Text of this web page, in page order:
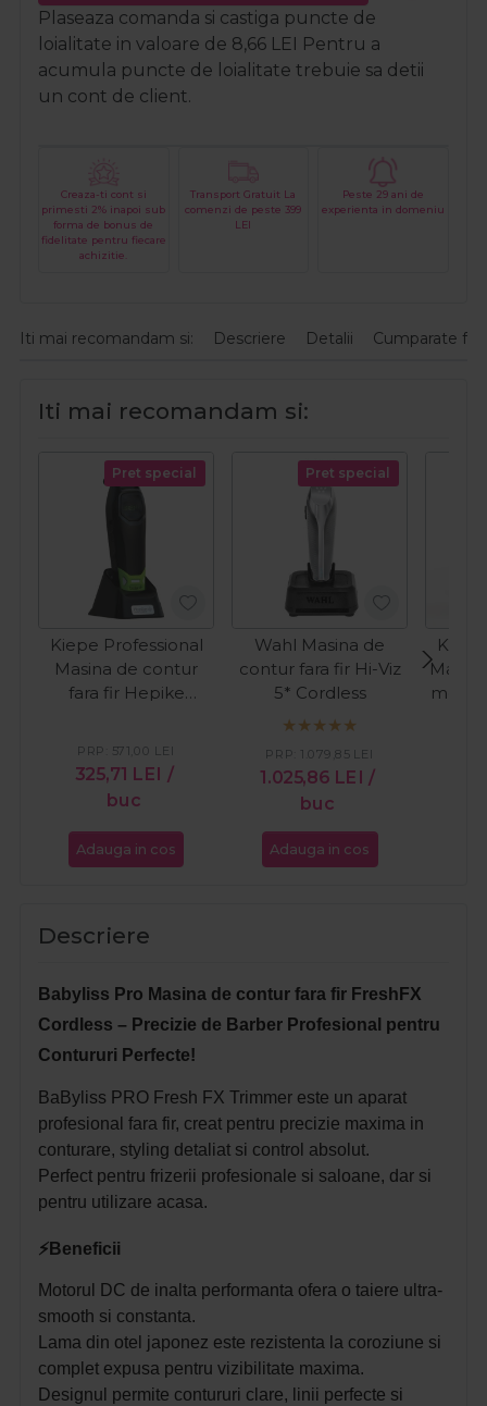
Plaseaza comanda si castiga puncte de
loialitate in valoare de 8,66 LEI Pentru a
acumula puncte de loialitate trebuie sa detii
un cont de client.
Creaza-ti cont si
primesti 2% inapoi sub
forma de bonus de
fidelitate pentru fiecare
achizitie.
Transport Gratuit La
comenzi de peste 399
LEI
Peste 29 ani de
experienta in domeniu
Iti mai recomandam si: Descriere Detalii Cumparate
Iti mai recomandam si:
Pret special
Kiepe Professional
Masina de contur
fara fir Hepike
325,71 LEI /
buc
PRP: 571,00 LEI
Adauga in cos
Pret special
Wahl Masina de
contur fara fir Hi-Viz
5* Cordless
1.025,86 LEI /
buc
PRP: 1.079,85 LEI
Adauga in cos
motor
Descriere
Babyliss Pro Masina de contur fara fir FreshFX
Cordless – Precizie de Barber Profesional pentru
Contururi Perfecte!
BaByliss PRO Fresh FX Trimmer este un aparat
profesional fara fir, creat pentru precizie maxima in
conturare, styling detaliat si control absolut.
Perfect pentru frizerii profesionale si saloane, dar si
pentru utilizare acasa.
⚡Beneficii
Motorul DC de inalta performanta ofera o taiere ultra-
smooth si constanta.
Lama din otel japonez este rezistenta la coroziune si
complet expusa pentru vizibilitate maxima.
Designul permite contururi clare, linii perfecte si